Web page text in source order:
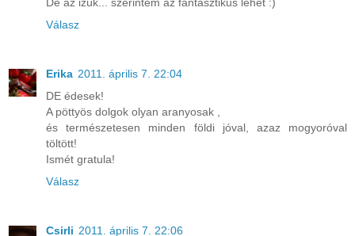
Válasz
Erika 2011. április 7. 22:04
DE édesek!
A pöttyös dolgok olyan aranyosak ,
és természetesen minden földi jóval, azaz mogyoróval
töltött!
Ismét gratula!
Válasz
Csirli 2011. április 7. 22:06